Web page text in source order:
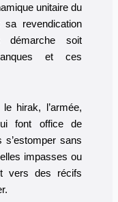
unitaire du
revendication
démarche soit
et ces
hirak, l’armée,
font office de
sans
impasses ou
vers des récifs